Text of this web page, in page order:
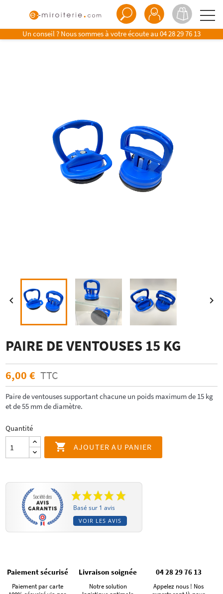
Un conseil ? Nous sommes à votre écoute au 04 28 29 76 13
 
PAIRE DE VENTOUSES 15 KG
6,00 € TTC
Paire de ventouses supportant chacune un poids maximum de 15 kg
et de 55 mm de diamètre.
Quantité
 AJOUTER AU PANIER
Basé sur 1 avis
VOIR LES AVIS
Paiement sécurisé
Paiement par carte
Livraison soignée
Notre solution
04 28 29 76 13
Appelez nous ! Nos